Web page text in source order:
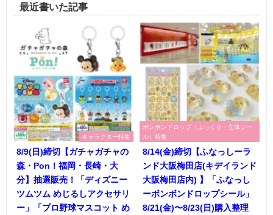
最近書いた記事
キャラクター特集
8/9(日)締切【ガチャガチャの
森・Pon！福岡・長崎・大
分】抽選販売！「ディズニー
ツムツム めじるしアクセサリ
ー」「プロ野球マスコット め
ボンボンドロップ（ぷっくり・立体シー
ル）特集
8/14(金)締切【ふなっしーラ
ンド大阪梅田店(キデイランド
大阪梅田店内) 】「ふなっし
ーボンボンドロップシール」
8/21(金)〜8/23(日)購入整理